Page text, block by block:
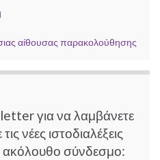
αίθουσας παρακολούθησης
για να λαμβάνετε
νέες ιστοδιαλέξεις
ακόλουθο σύνδεσμο: